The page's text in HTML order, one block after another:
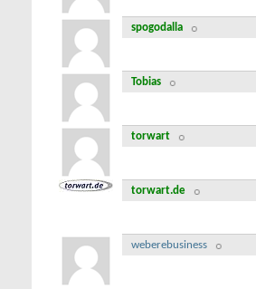
spogodalla
Tobias
torwart
torwart.de
weberebusiness